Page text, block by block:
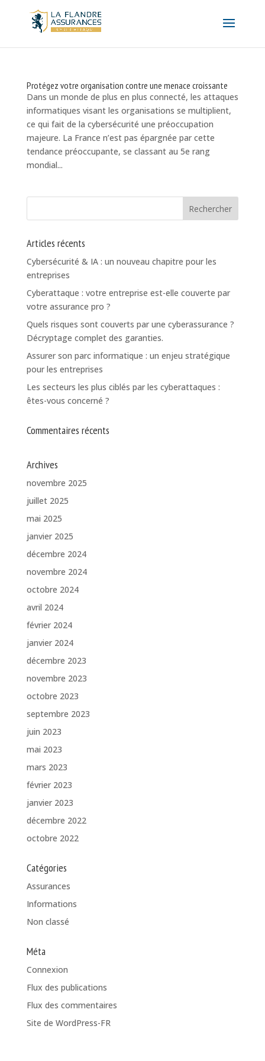
Protégez votre organisation contre une menace croissante
Dans un monde de plus en plus connecté, les attaques
informatiques visant les organisations se multiplient,
ce qui fait de la cybersécurité une préoccupation
majeure. La France n’est pas épargnée par cette
tendance préoccupante, se classant au 5e rang
mondial...
Articles récents
Cybersécurité & IA : un nouveau chapitre pour les
entreprises
Cyberattaque : votre entreprise est-elle couverte par
votre assurance pro ?
Quels risques sont couverts par une cyberassurance ?
Décryptage complet des garanties.
Assurer son parc informatique : un enjeu stratégique
pour les entreprises
Les secteurs les plus ciblés par les cyberattaques :
êtes-vous concerné ?
Commentaires récents
Archives
novembre 2025
juillet 2025
mai 2025
janvier 2025
décembre 2024
novembre 2024
octobre 2024
avril 2024
février 2024
janvier 2024
décembre 2023
novembre 2023
octobre 2023
septembre 2023
juin 2023
mai 2023
mars 2023
février 2023
janvier 2023
décembre 2022
octobre 2022
Catégories
Assurances
Informations
Non classé
Méta
Connexion
Flux des publications
Flux des commentaires
Site de WordPress-FR